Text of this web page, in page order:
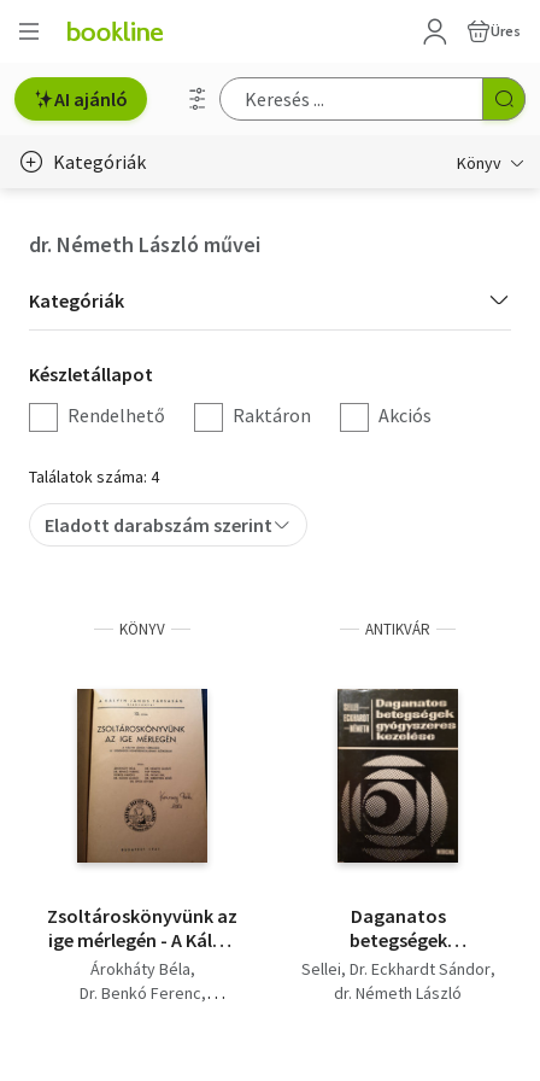
Üres
AI ajánló
Kategóriák Könyv
Hobbi, szabadidő
Irodalom
Művészet
Szakkönyv
Tankönyv, segédkönyv
Társadalomtudomány
Természettudomány
Történelem
dr. Németh László művei
Kategória
szűrés
Kategóriák
Készletállapot
szűrés
Készletállapot
Rendelhető
Raktáron Akciós
Találatok száma: 4
Eladott darabszám szerint
KÖNYV
Zsoltároskönyvünk az
ige mérlegén - A Kálvin
János Társaság IV.
országos
Árokháty Béla
Dr. Benkó Ferenc
ANTIKVÁR
Daganatos
betegségek
gyógyszeres kezelése
Sellei Dr. Eckhardt Sándor
dr. Németh László